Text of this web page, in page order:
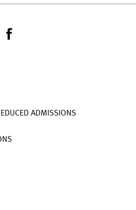
ADMISSIONS